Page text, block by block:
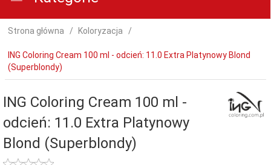
Strona główna Koloryzacja
ING Coloring Cream 100 ml - odcień: 11.0 Extra Platynowy Blond
(Superblondy)
ING Coloring Cream 100 ml -
odcień: 11.0 Extra Platynowy
Blond (Superblondy)